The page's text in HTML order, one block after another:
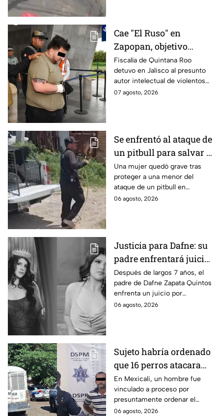
Cae "El Ruso" en
Zapopan, objetivo
prioritario en Playa del
Carmen
Fiscalía de Quintana Roo
detuvo en Jalisco al presunto
autor intelectual de violentos
ataques en fraccionamientos
07 agosto, 2026
Se enfrentó al ataque de
un pitbull para salvar a
una menor; hoy lucha
por su vida en Zapopan
Una mujer quedó grave tras
proteger a una menor del
ataque de un pitbull en
Zapopan; la víctima sufrió
06 agosto, 2026
Justicia para Dafne: su
padre enfrentará juicio
por presunto abuso
cometido en 2019 en
Tamaulipas
Después de largos 7 años, el
padre de Dafne Zapata Quintos
enfrenta un juicio por
presuntamente abusar de la
06 agosto, 2026
Sujeto habría ordenado
que 16 perros atacaran
a su hermana con
discapacidad en
Mexicali, BC
En Mexicali, un hombre fue
vinculado a proceso por
presuntamente ordenar el
ataque de 16 perros contra su
06 agosto, 2026